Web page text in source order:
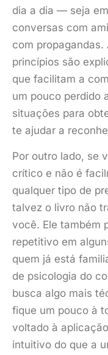
dia a dia — seja
conversas com
com
princípios são
que facilitam a
um pouco perdido
situações para
te ajudar a
Por outro lado, se
crítico e não é
qualquer tipo de
talvez o livro não
você. Ele também
repetitivo em
quem já está
de psicologia do
busca algo mais
fique um pouco à
voltado à
intuitivo do que a